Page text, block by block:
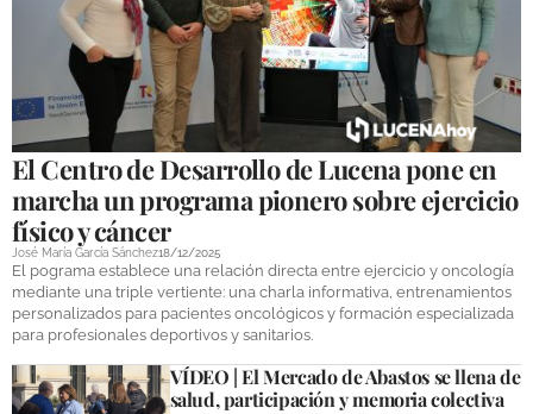
El Centro de Desarrollo de Lucena pone en
marcha un programa pionero sobre ejercicio
físico y cáncer
José María García Sánchez18/12/2025
El pograma establece una relación directa entre ejercicio y oncología
mediante una triple vertiente: una charla informativa, entrenamientos
personalizados para pacientes oncológicos y formación especializada
para profesionales deportivos y sanitarios.
VÍDEO | El Mercado de Abastos se llena de
salud, participación y memoria colectiva